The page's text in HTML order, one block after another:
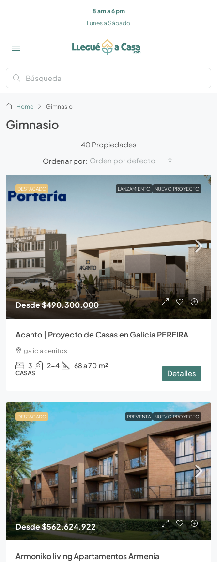
8 am a 6 pm
Lunes a Sábado
Home Gimnasio
Gimnasio
40 Propiedades
Ordenar por: Orden por defecto
DESTACADO LANZAMIENTO NUEVO PROYECTO
Desde$490.300.000
Acanto | Proyecto de Casas en Galicia PEREIRA
galicia cerritos
3 2-4 68 a 70 m²
CASAS Detalles
DESTACADO PREVENTA NUEVO PROYECTO
Desde$562.624.922
Armoniko living Apartamentos Armenia